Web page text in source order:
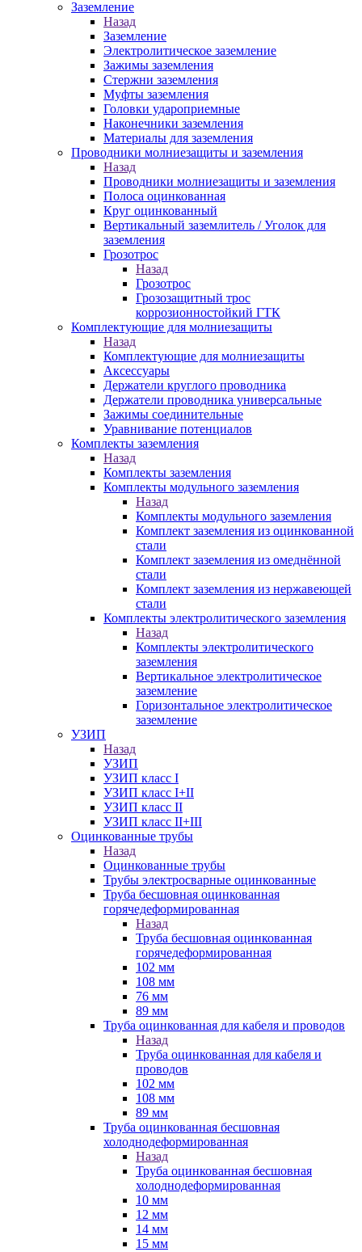
Заземление
Назад
Заземление
Электролитическое заземление
Зажимы заземления
Стержни заземления
Муфты заземления
Головки удароприемные
Наконечники заземления
Материалы для заземления
Проводники молниезащиты и заземления
Назад
Проводники молниезащиты и заземления
Полоса оцинкованная
Круг оцинкованный
Вертикальный заземлитель / Уголок для
заземления
Грозотрос
Назад
Грозотрос
Грозозащитный трос
коррозионностойкий ГТК
Комплектующие для молниезащиты
Назад
Комплектующие для молниезащиты
Аксессуары
Держатели круглого проводника
Держатели проводника универсальные
Зажимы соединительные
Уравнивание потенциалов
Комплекты заземления
Назад
Комплекты заземления
Комплекты модульного заземления
Назад
Комплекты модульного заземления
Комплект заземления из оцинкованной
стали
Комплект заземления из омеднённой
стали
Комплект заземления из нержавеющей
стали
Комплекты электролитического заземления
Назад
Комплекты электролитического
заземления
Вертикальное электролитическое
заземление
Горизонтальное электролитическое
заземление
УЗИП
Назад
УЗИП
УЗИП класс I
УЗИП класс I+II
УЗИП класс II
УЗИП класс II+III
Оцинкованные трубы
Назад
Оцинкованные трубы
Трубы электросварные оцинкованные
Труба бесшовная оцинкованная
горячедеформированная
Назад
Труба бесшовная оцинкованная
горячедеформированная
102 мм
108 мм
76 мм
89 мм
Труба оцинкованная для кабеля и проводов
Назад
Труба оцинкованная для кабеля и
проводов
102 мм
108 мм
89 мм
Труба оцинкованная бесшовная
холоднодеформированная
Назад
Труба оцинкованная бесшовная
холоднодеформированная
10 мм
12 мм
14 мм
15 мм